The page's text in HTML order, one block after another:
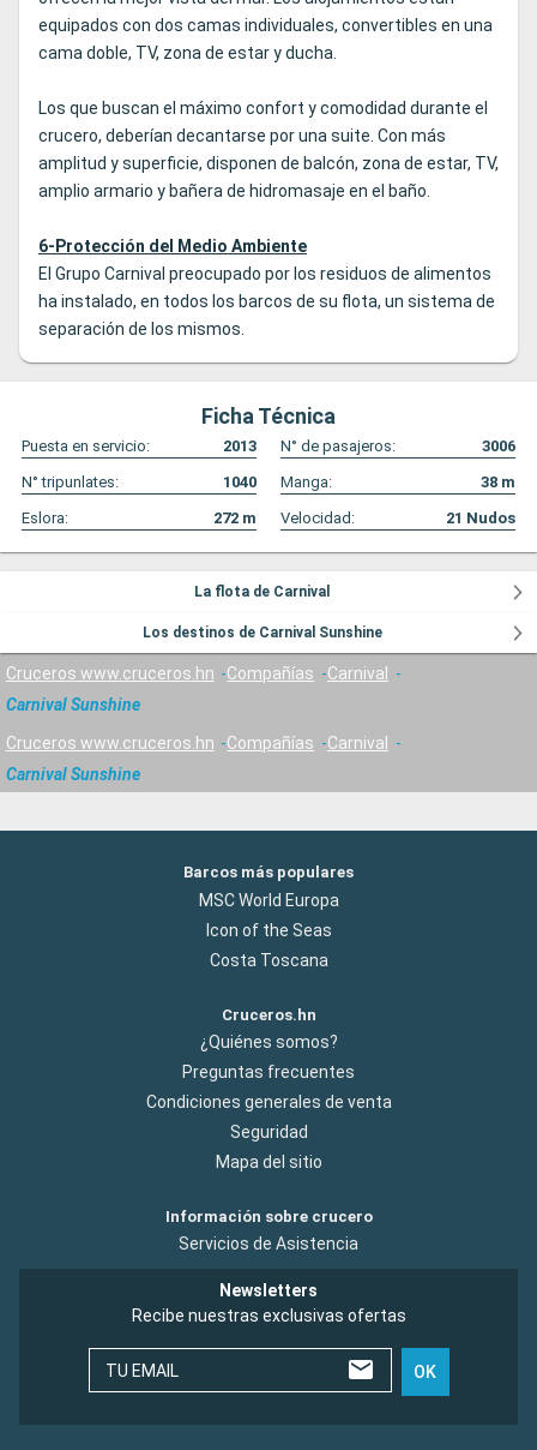
equipados con dos camas individuales, convertibles en una
cama doble, TV, zona de estar y ducha.
Los que buscan el máximo confort y comodidad durante el
crucero, deberían decantarse por una suite. Con más
amplitud y superficie, disponen de balcón, zona de estar, TV,
amplio armario y bañera de hidromasaje en el baño.
6-Protección del Medio Ambiente
El Grupo Carnival preocupado por los residuos de alimentos
ha instalado, en todos los barcos de su flota, un sistema de
separación de los mismos.
Ficha Técnica
Puesta en servicio: 2013 N° de pasajeros:
3006
N° tripunlates:
1040 Manga: 38 m
Eslora:
272 m Velocidad: 21 Nudos
La flota de Carnival
Los destinos de Carnival Sunshine
Cruceros www.cruceros.hn Compañías
Carnival
Carnival Sunshine
Cruceros www.cruceros.hn Compañías
Carnival
Carnival Sunshine
Barcos más populares
MSC World Europa
Icon of the Seas
Costa Toscana
Cruceros.hn
¿Quiénes somos?
Preguntas frecuentes
Condiciones generales de venta
Seguridad
Mapa del sitio
Información sobre crucero
Servicios de Asistencia
Newsletters
Recibe nuestras exclusivas ofertas
TU EMAIL OK